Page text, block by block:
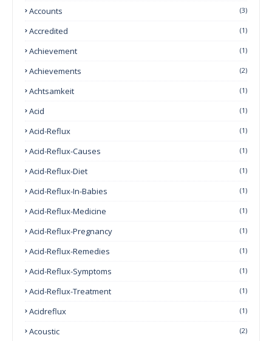
Accounts (3)
Accredited (1)
Achievement (1)
Achievements (2)
Achtsamkeit (1)
Acid (1)
Acid-Reflux (1)
Acid-Reflux-Causes (1)
Acid-Reflux-Diet (1)
Acid-Reflux-In-Babies (1)
Acid-Reflux-Medicine (1)
Acid-Reflux-Pregnancy (1)
Acid-Reflux-Remedies (1)
Acid-Reflux-Symptoms (1)
Acid-Reflux-Treatment (1)
Acidreflux (1)
Acoustic (2)